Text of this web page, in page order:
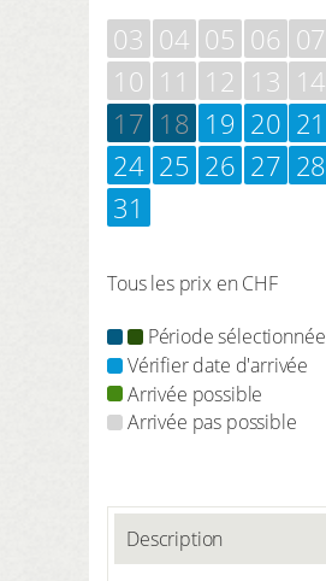
03 04 05 06 07
10 11 12 13 14
17 18 19 20 21
24 25 26 27 28
31
Tous les prix en CHF
Période sélectionnée
Vérifier date d'arrivée
Arrivée possible
Arrivée pas possible
Description